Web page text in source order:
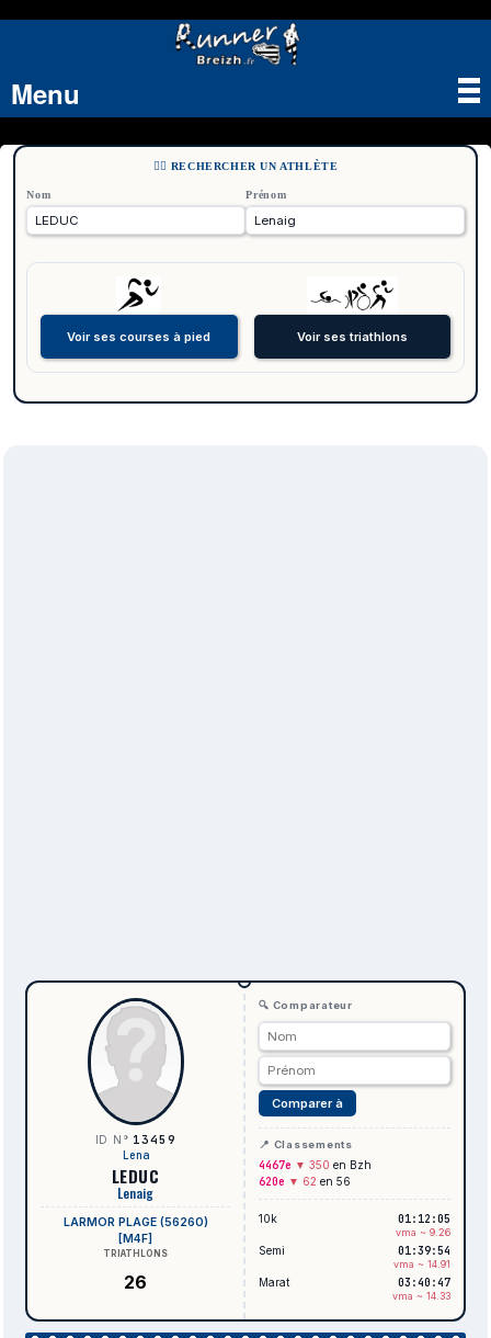
Menu
🏃‍♂️ RECHERCHER UN ATHLÈTE
Nom Prénom
ID N° 13459
Lena
LEDUC
Lenaig
LARMOR PLAGE (56260)
[M4F]
TRIATHLONS
26
🔍 Comparateur
Comparer à
📍 Classements
4467e ▼ 350 en Bzh
620e ▼ 62 en 56
10k 01:12:05
vma ~ 9.26
Semi 01:39:54
vma ~ 14.91
Marat 03:40:47
vma ~ 14.33